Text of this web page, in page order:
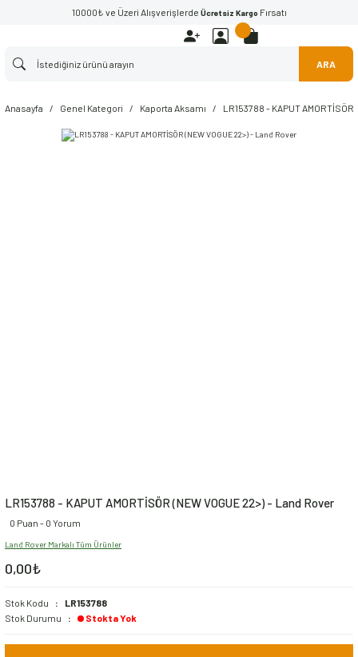
10000₺ ve Üzeri Alışverişlerde Ücretsiz Kargo Fırsatı
ARA
Anasayfa Genel Kategori Kaporta Aksamı LR153788 - KAPUT
LR153788 - KAPUT AMORTİSÖR (NEW VOGUE 22>) - Land Rover
0 Puan - 0 Yorum
Land Rover Markalı Tüm Ürünler
0,00₺
Stok Kodu
LR153788
Stok Durumu
Stokta Yok